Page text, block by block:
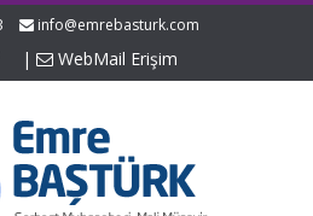
info@emrebasturk.com
| WebMail Erişim